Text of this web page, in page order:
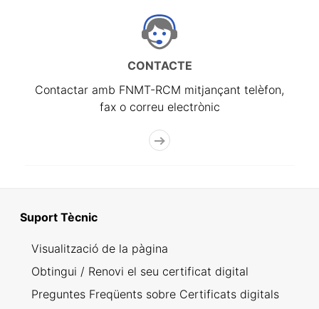
CONTACTE
Contactar amb FNMT-RCM mitjançant telèfon,
fax o correu electrònic
Suport Tècnic
Visualització de la pàgina
Obtingui / Renovi el seu certificat digital
Preguntes Freqüents sobre Certificats digitals